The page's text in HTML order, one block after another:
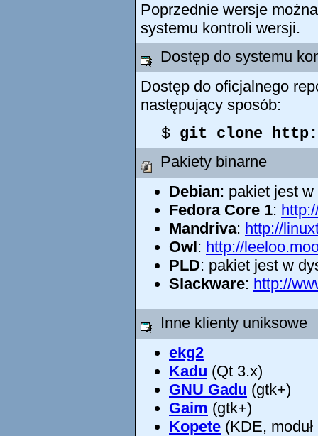
Poprzednie wersje
systemu kontroli wersji.
Dostęp do systemu
Dostęp do oficjalnego
następujący sposób:
$ git clone
Pakiety binarne
Debian: pakiet jest
Fedora Core 1:
Mandriva: http://
Owl: http://
PLD: pakiet jest w
Slackware: http://
Inne klienty uniksowe
ekg2
Kadu (Qt 3.x)
GNU Gadu (gtk+)
Gaim (gtk+)
Kopete (KDE,